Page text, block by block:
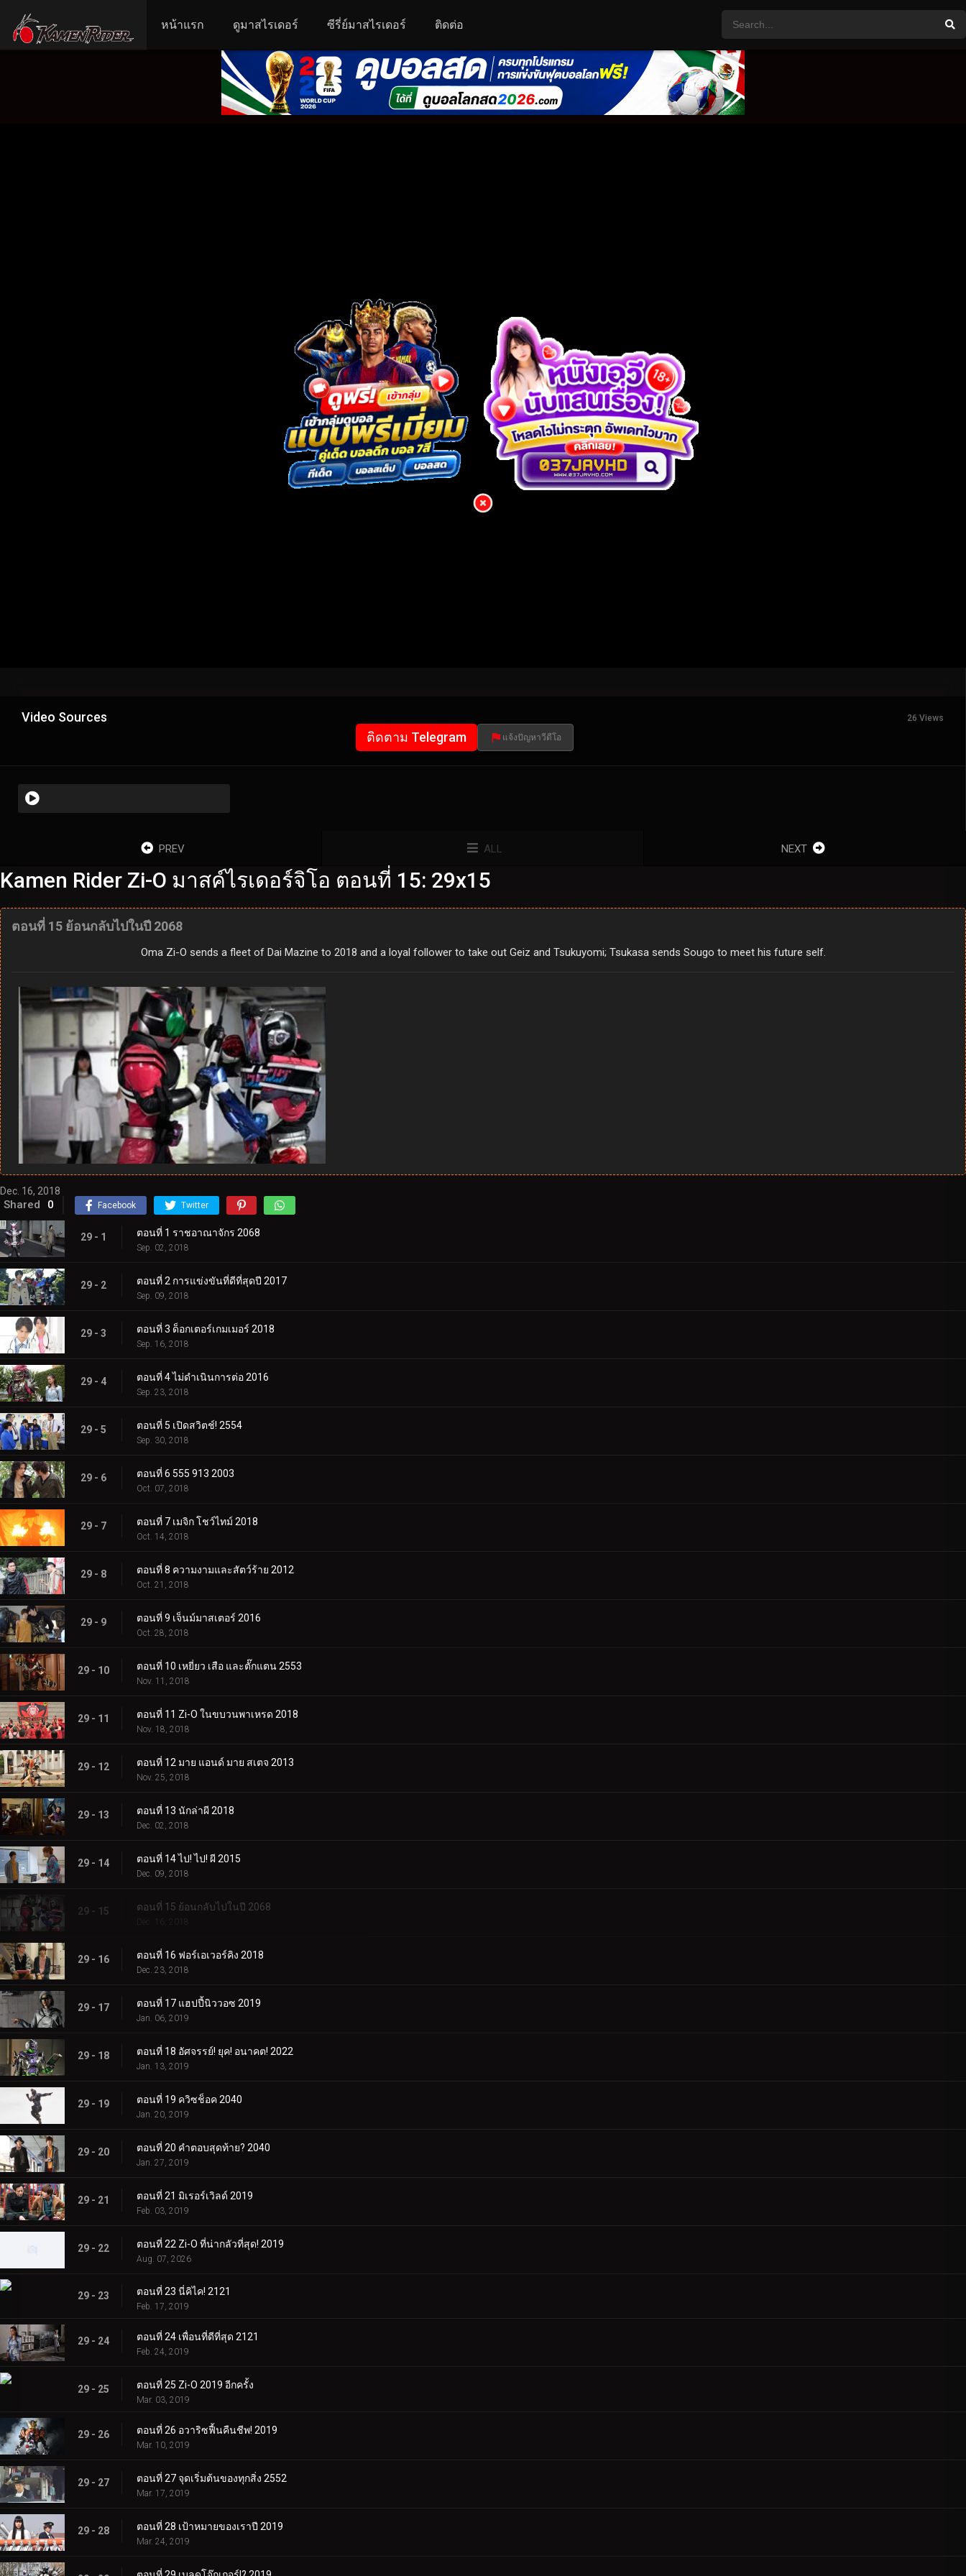
หน้าแรก ดูมาสไรเดอร์ ซีรี่ย์มาสไรเดอร์ ติดต่อ
Video Sources 26 Views
ติดตาม Telegram แจ้งปัญหาวีดีโอ
PREV ALL NEXT
Kamen Rider Zi-O มาสค์ไรเดอร์จิโอ ตอนที่ 15: 29x15
ตอนที่ 15 ย้อนกลับไปในปี 2068
Oma Zi-O sends a fleet of Dai Mazine to 2018 and a loyal follower to take out Geiz and Tsukuyomi; Tsukasa sends Sougo to meet his future self.
Dec. 16, 2018
Shared 0 Facebook Twitter
29 - 1 ตอนที่ 1 ราชอาณาจักร 2068
Sep. 02, 2018
29 - 2 ตอนที่ 2 การแข่งขันที่ดีที่สุดปี 2017
Sep. 09, 2018
29 - 3 ตอนที่ 3 ด็อกเตอร์เกมเมอร์ 2018
Sep. 16, 2018
29 - 4 ตอนที่ 4 ไม่ดำเนินการต่อ 2016
Sep. 23, 2018
29 - 5 ตอนที่ 5 เปิดสวิตช์! 2554
Sep. 30, 2018
29 - 6 ตอนที่ 6 555 913 2003
Oct. 07, 2018
29 - 7 ตอนที่ 7 เมจิก โชว์ไทม์ 2018
Oct. 14, 2018
29 - 8 ตอนที่ 8 ความงามและสัตว์ร้าย 2012
Oct. 21, 2018
29 - 9 ตอนที่ 9 เจ็นม์มาสเตอร์ 2016
Oct. 28, 2018
29 - 10 ตอนที่ 10 เหยี่ยว เสือ และตั๊กแตน 2553
Nov. 11, 2018
29 - 11 ตอนที่ 11 Zi-O ในขบวนพาเหรด 2018
Nov. 18, 2018
29 - 12 ตอนที่ 12 มาย แอนด์ มาย สเตจ 2013
Nov. 25, 2018
29 - 13 ตอนที่ 13 นักล่าผี 2018
Dec. 02, 2018
29 - 14 ตอนที่ 14 ไป! ไป! ผี 2015
Dec. 09, 2018
29 - 15 ตอนที่ 15 ย้อนกลับไปในปี 2068
Dec. 16, 2018
29 - 16 ตอนที่ 16 ฟอร์เอเวอร์คิง 2018
Dec. 23, 2018
29 - 17 ตอนที่ 17 แฮปปี้นิววอซ 2019
Jan. 06, 2019
29 - 18 ตอนที่ 18 อัศจรรย์! ยุค! อนาคต! 2022
Jan. 13, 2019
29 - 19 ตอนที่ 19 ควิซช็อค 2040
Jan. 20, 2019
29 - 20 ตอนที่ 20 คำตอบสุดท้าย? 2040
Jan. 27, 2019
29 - 21 ตอนที่ 21 มิเรอร์เวิลด์ 2019
Feb. 03, 2019
29 - 22 ตอนที่ 22 Zi-O ที่น่ากลัวที่สุด! 2019
Aug. 07, 2026
29 - 23 ตอนที่ 23 นี่คิไค! 2121
Feb. 17, 2019
29 - 24 ตอนที่ 24 เพื่อนที่ดีที่สุด 2121
Feb. 24, 2019
29 - 25 ตอนที่ 25 Zi-O 2019 อีกครั้ง
Mar. 03, 2019
29 - 26 ตอนที่ 26 อวาริซฟื้นคืนชีพ! 2019
Mar. 10, 2019
29 - 27 ตอนที่ 27 จุดเริ่มต้นของทุกสิ่ง 2552
Mar. 17, 2019
29 - 28 ตอนที่ 28 เป้าหมายของเราปี 2019
Mar. 24, 2019